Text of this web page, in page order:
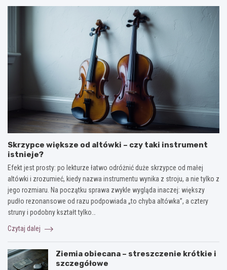
Skrzypce większe od altówki – czy taki instrument
istnieje?
Efekt jest prosty: po lekturze łatwo odróżnić duże skrzypce od małej
altówki i zrozumieć, kiedy nazwa instrumentu wynika z stroju, a nie tylko z
jego rozmiaru. Na początku sprawa zwykle wygląda inaczej: większy
pudło rezonansowe od razu podpowiada „to chyba altówka”, a cztery
struny i podobny kształt tylko…
Czytaj dalej
Ziemia obiecana – streszczenie krótkie i
szczegółowe